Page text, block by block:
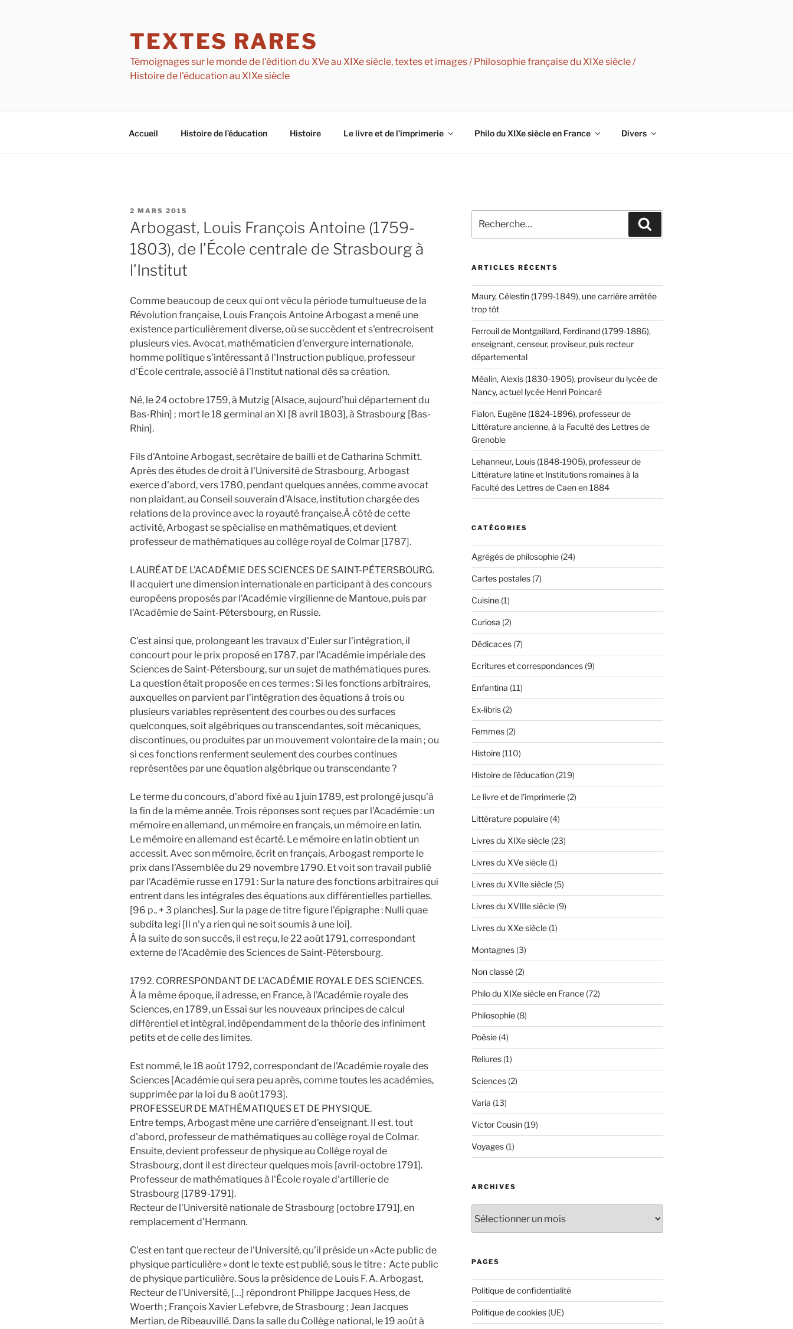
TEXTES RARES
Témoignages sur le monde de l'édition du XVe au XIXe siècle, textes et images / Philosophie française du XIXe siècle /
Histoire de l'éducation au XIXe siècle
Accueil Histoire de l’éducation Histoire Le livre et de l’imprimerie Philo du XIXe siècle en France Divers
PUBLIÉ
LE
2 MARS 2015
Arbogast, Louis François Antoine (1759-
1803), de l’École centrale de Strasbourg à
l’Institut
Comme beaucoup de ceux qui ont vécu la période tumultueuse de la
Révolution française, Louis François Antoine Arbogast a mené une
existence particulièrement diverse, où se succèdent et s'entrecroisent
plusieurs vies. Avocat, mathématicien d'envergure internationale,
homme politique s'intéressant à l'Instruction publique, professeur
d'École centrale, associé à l'Institut national dès sa création.
Né, le 24 octobre 1759, à Mutzig [Alsace, aujourd'hui département du
Bas-Rhin] ; mort le 18 germinal an XI [8 avril 1803], à Strasbourg [Bas-
Rhin].
Fils d'Antoine Arbogast, secrétaire de bailli et de Catharina Schmitt.
Après des études de droit à l'Université de Strasbourg, Arbogast
exerce d'abord, vers 1780, pendant quelques années, comme avocat
non plaidant, au Conseil souverain d'Alsace, institution chargée des
relations de la province avec la royauté française.À côté de cette
activité, Arbogast se spécialise en mathématiques, et devient
professeur de mathématiques au collège royal de Colmar [1787].
LAURÉAT DE L'ACADÉMIE DES SCIENCES DE SAINT-PÉTERSBOURG.
Il acquiert une dimension internationale en participant à des concours
européens proposés par l'Académie virgilienne de Mantoue, puis par
l'Académie de Saint-Pétersbourg, en Russie.
C'est ainsi que, prolongeant les travaux d'Euler sur l'intégration, il
concourt pour le prix proposé en 1787, par l'Académie impériale des
Sciences de Saint-Pétersbourg, sur un sujet de mathématiques pures.
La question était proposée en ces termes : Si les fonctions arbitraires,
auxquelles on parvient par l'intégration des équations à trois ou
plusieurs variables représentent des courbes ou des surfaces
quelconques, soit algébriques ou transcendantes, soit mécaniques,
discontinues, ou produites par un mouvement volontaire de la main ; ou
si ces fonctions renferment seulement des courbes continues
représentées par une équation algébrique ou transcendante ?
Le terme du concours, d'abord fixé au 1 juin 1789, est prolongé jusqu'à
la fin de la même année. Trois réponses sont reçues par l'Académie : un
mémoire en allemand, un mémoire en français, un mémoire en latin.
Le mémoire en allemand est écarté. Le mémoire en latin obtient un
accessit. Avec son mémoire, écrit en français, Arbogast remporte le
prix dans l'Assemblée du 29 novembre 1790. Et voit son travail publié
par l'Académie russe en 1791 : Sur la nature des fonctions arbitraires qui
entrent dans les intégrales des équations aux différentielles partielles.
[96 p., + 3 planches]. Sur la page de titre figure l'épigraphe : Nulli quae
subdita legi [Il n'y a rien qui ne soit soumis à une loi].
À la suite de son succès, il est reçu, le 22 août 1791, correspondant
externe de l'Académie des Sciences de Saint-Pétersbourg.
1792. CORRESPONDANT DE L'ACADÉMIE ROYALE DES SCIENCES.
À la même époque, il adresse, en France, à l'Académie royale des
Sciences, en 1789, un Essai sur les nouveaux principes de calcul
différentiel et intégral, indépendamment de la théorie des infiniment
petits et de celle des limites.
Est nommé, le 18 août 1792, correspondant de l'Académie royale des
Sciences [Académie qui sera peu après, comme toutes les académies,
supprimée par la loi du 8 août 1793].
PROFESSEUR DE MATHÉMATIQUES ET DE PHYSIQUE.
Entre temps, Arbogast mène une carrière d'enseignant. Il est, tout
d'abord, professeur de mathématiques au collège royal de Colmar.
Ensuite, devient professeur de physique au Collège royal de
Strasbourg, dont il est directeur quelques mois [avril-octobre 1791].
Professeur de mathématiques à l'École royale d'artillerie de
Strasbourg [1789-1791].
Recteur de l'Université nationale de Strasbourg [octobre 1791], en
remplacement d'Hermann.
C'est en tant que recteur de l'Université, qu'il préside un «Acte public de
physique particulière » dont le texte est publié, sous le titre : Acte public
de physique particulière. Sous la présidence de Louis F. A. Arbogast,
Recteur de l'Université, […] répondront Philippe Jacques Hess, de
Woerth ; François Xavier Lefebvre, de Strasbourg ; Jean Jacques
Mertian, de Ribeauvillé. Dans la salle du Collège national, le 19 août à
pour
:
ARTICLES RÉCENTS
Maury, Célestin (1799-1849), une carrière arrêtée
trop tôt
Ferrouil de Montgaillard, Ferdinand (1799-1886),
enseignant, censeur, proviseur, puis recteur
départemental
Méalin, Alexis (1830-1905), proviseur du lycée de
Nancy, actuel lycée Henri Poincaré
Fialon, Eugène (1824-1896), professeur de
Littérature ancienne, à la Faculté des Lettres de
Grenoble
Lehanneur, Louis (1848-1905), professeur de
Littérature latine et Institutions romaines à la
Faculté des Lettres de Caen en 1884
CATÉGORIES
Agrégés de philosophie(24)
Cartes postales(7)
Cuisine(1)
Curiosa (2)
Dédicaces(7)
Ecritures et correspondances(9)
Enfantina (11)
Ex-libris(2)
Femmes(2)
Histoire(110)
Histoire de l’éducation(219)
Le livre et de l'imprimerie(2)
Littérature populaire(4)
Livres du XIXe siècle(23)
Livres du XVe siècle(1)
Livres du XVIIe siècle(5)
Livres du XVIIIe siècle(9)
Livres du XXe siècle(1)
Montagnes(3)
Non classé(2)
Philo du XIXe siècle en France(72)
Philosophie(8)
Poésie(4)
Reliures(1)
Sciences(2)
Varia (13)
Victor Cousin(19)
Voyages(1)
ARCHIVES
PAGES
Politique de confidentialité
Politique de cookies (UE)